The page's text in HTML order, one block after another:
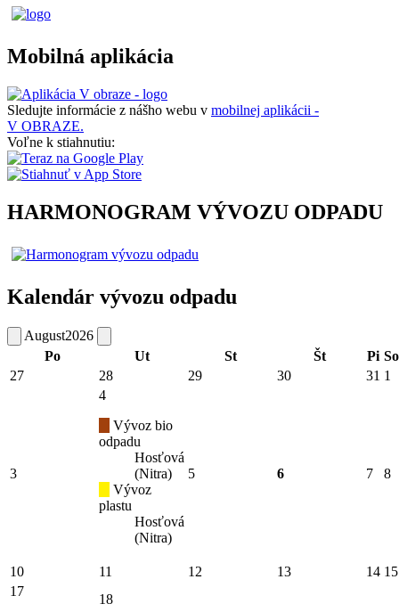
Mobilná aplikácia
Sledujte informácie z nášho webu v mobilnej aplikácii -
V OBRAZE.
Voľne k stiahnutiu:
HARMONOGRAM VÝVOZU ODPADU
Kalendár vývozu odpadu
August2026
Po
Ut St Št Pi So
27
28 29 30 31 1
3
4
Vývoz bio
odpadu
Hosťová
(Nitra)
Vývoz
plastu
Hosťová
(Nitra)
5 6 7 8
10 11 12 13 14 15
17
18